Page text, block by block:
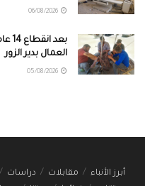
العمال بدير الزور
أبرز الأنباء مقابلات دراسات